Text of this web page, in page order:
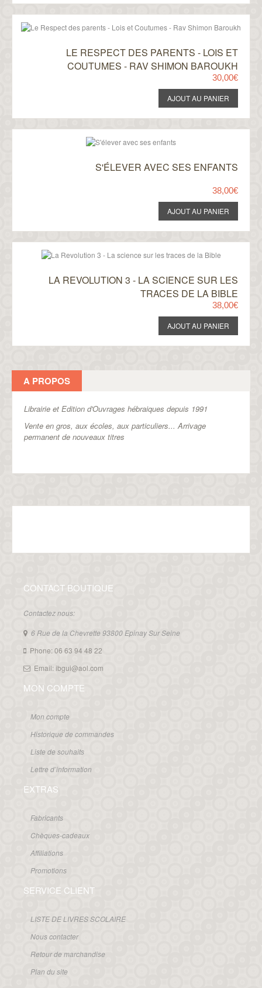
LE RESPECT DES PARENTS - LOIS ET
COUTUMES - RAV SHIMON BAROUKH
30,00€
S'ÉLEVER AVEC SES ENFANTS
38,00€
LA REVOLUTION 3 - LA SCIENCE SUR LES
TRACES DE LA BIBLE
38,00€
A PROPOS
Librairie et Edition d'Ouvrages hébraiques depuis 1991
Vente en gros, aux écoles, aux particuliers...Arrivage
permanent de nouveaux titres
CONTACT BOUTIQUE
Contactez nous:
6 Rue de la Chevrette 93800 Epinay Sur Seine
Phone: 06 63 94 48 22
Email: ibgui@aol.com
MON COMPTE
Mon compte
Historique de commandes
Liste de souhaits
Lettre d’information
EXTRAS
Fabricants
Chèques-cadeaux
Affiliations
Promotions
SERVICE CLIENT
LISTE DE LIVRES SCOLAIRE
Nous contacter
Retour de marchandise
Plan du site